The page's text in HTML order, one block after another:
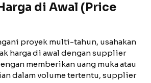
di Awal (Price
proyek multi-tahun, usahakan
harga di awal dengan supplier
memberikan uang muka atau
dalam volume tertentu, supplier